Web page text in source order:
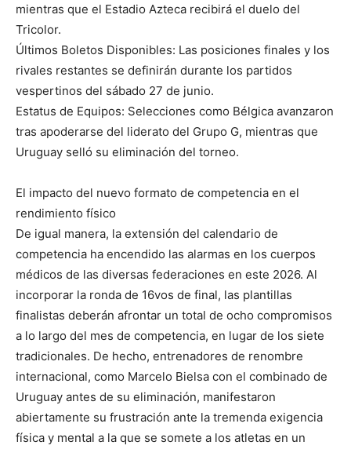
mientras que el Estadio Azteca recibirá el duelo del
Tricolor.
Últimos Boletos Disponibles: Las posiciones finales y los
rivales restantes se definirán durante los partidos
vespertinos del sábado 27 de junio.
Estatus de Equipos: Selecciones como Bélgica avanzaron
tras apoderarse del liderato del Grupo G, mientras que
Uruguay selló su eliminación del torneo.
El impacto del nuevo formato de competencia en el
rendimiento físico
De igual manera, la extensión del calendario de
competencia ha encendido las alarmas en los cuerpos
médicos de las diversas federaciones en este 2026. Al
incorporar la ronda de 16vos de final, las plantillas
finalistas deberán afrontar un total de ocho compromisos
a lo largo del mes de competencia, en lugar de los siete
tradicionales. De hecho, entrenadores de renombre
internacional, como Marcelo Bielsa con el combinado de
Uruguay antes de su eliminación, manifestaron
abiertamente su frustración ante la tremenda exigencia
física y mental a la que se somete a los atletas en un